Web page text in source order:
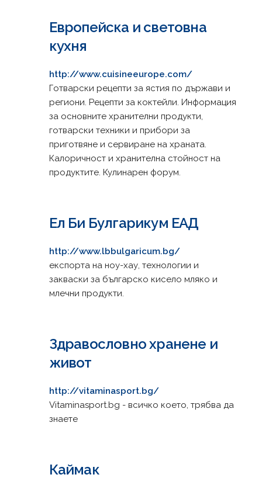
Европейска и световна
кухня
http://www.cuisineeurope.com/
Готварски рецепти за ястия по държави и
региони. Рецепти за коктейли. Информация
за основните хранителни продукти,
готварски техники и прибори за
приготвяне и сервиране на храната.
Калоричност и хранителна стойност на
продуктите. Кулинарен форум.
Ел Би Булгарикум ЕАД
http://www.lbbulgaricum.bg/
експорта на ноу-хау, технологии и
закваски за българско кисело мляко и
млечни продукти.
Здравословно хранене и
живот
http://vitaminasport.bg/
Vitaminasport.bg - всичко което, трябва да
знаете
Каймак